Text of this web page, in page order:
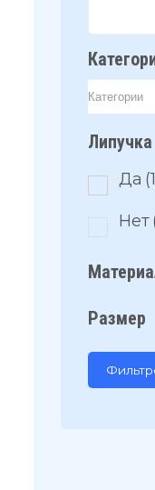
Липучка
Да
Нет
Размер